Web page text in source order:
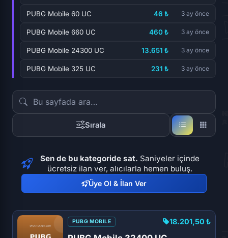
PUBG Mobile 60 UC 46 ₺ 3 ay önce
PUBG Mobile 660 UC 460 ₺ 3 ay önce
PUBG Mobile 24300 UC 13.651 ₺ 3 ay önce
PUBG Mobile 325 UC 231 ₺ 3 ay önce
Sırala
Sen de bu kategoride sat. Saniyeler içinde
ücretsiz ilan ver, alıcılarla hemen buluş.
Üye Ol & İlan Ver
PUBG MOBILE 18.201,50 ₺